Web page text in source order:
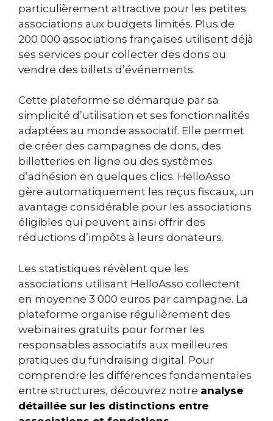
particulièrement attractive pour les petites
associations aux budgets limités. Plus de
200 000 associations françaises utilisent déjà
ses services pour collecter des dons ou
vendre des billets d’événements.
Cette plateforme se démarque par sa
simplicité d’utilisation et ses fonctionnalités
adaptées au monde associatif. Elle permet
de créer des campagnes de dons, des
billetteries en ligne ou des systèmes
d’adhésion en quelques clics. HelloAsso
gère automatiquement les reçus fiscaux, un
avantage considérable pour les associations
éligibles qui peuvent ainsi offrir des
réductions d’impôts à leurs donateurs.
Les statistiques révèlent que les
associations utilisant HelloAsso collectent
en moyenne 3 000 euros par campagne. La
plateforme organise régulièrement des
webinaires gratuits pour former les
responsables associatifs aux meilleures
pratiques du fundraising digital. Pour
comprendre les différences fondamentales
entre structures, découvrez notre analyse
détaillée sur les distinctions entre